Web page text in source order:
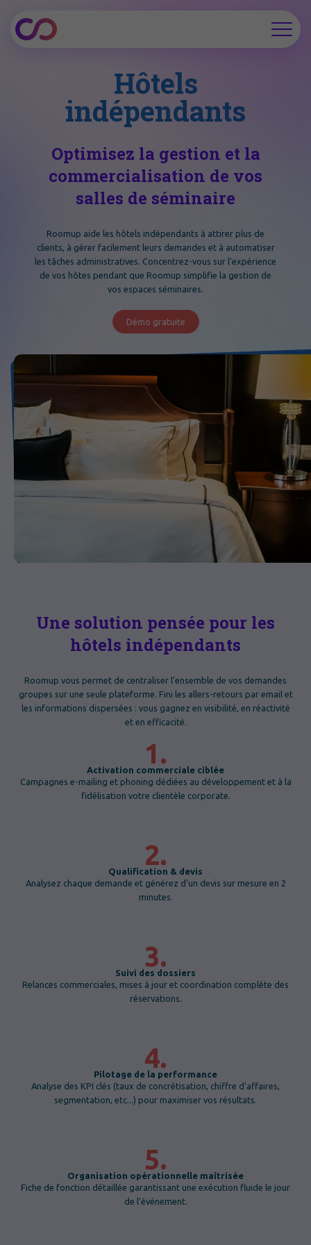
Hôtels
indépendants
Optimisez la gestion et la
commercialisation de vos
salles de séminaire
Roomup aide les hôtels indépendants à attirer plus de
clients, à gérer facilement leurs demandes et à automatiser
les tâches administratives. Concentrez-vous sur l’expérience
de vos hôtes pendant que Roomup simplifie la gestion de
vos espaces séminaires.
Démo gratuite
Une solution pensée pour les
hôtels indépendants
Roomup vous permet de centraliser l’ensemble de vos demandes
groupes sur une seule plateforme. Fini les allers-retours par email et
les informations dispersées : vous gagnez en visibilité, en réactivité
et en efficacité.
1.
Activation commerciale ciblée
Campagnes e-mailing et phoning dédiées au développement et à la
fidélisation votre clientèle corporate.
2.
Qualification & devis
Analysez chaque demande et générez d’un devis sur mesure en 2
minutes.
3.
Suivi des dossiers
Relances commerciales, mises à jour et coordination complète des
réservations.
4.
Pilotage de la performance
Analyse des KPI clés (taux de concrétisation, chiffre d’affaires,
segmentation, etc...) pour maximiser vos résultats.
5.
Organisation opérationnelle maîtrisée
Fiche de fonction détaillée garantissant une exécution fluide le jour
de l’événement.